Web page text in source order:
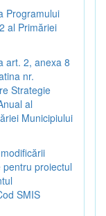
Programului
al Primăriei
art. 2, anexa 8
nr.
Strategie
al
Municipiului
pentru proiectul
SMIS